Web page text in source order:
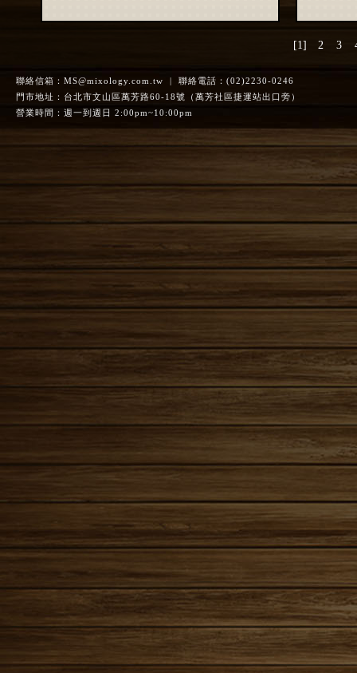
[1] 2 3
聯絡信箱： MS@mixology.com.tw | 聯絡電話：(02)2230-0246
門市地址：台北市文山區萬芳路60-18號（萬芳社區捷運站出口旁）
營業時間：週一到週日 2:00pm~10:00pm